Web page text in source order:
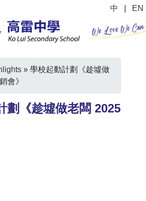
中 EN
» 學校起動計劃《趁墟做
會》
劃《趁墟做老闆 2025